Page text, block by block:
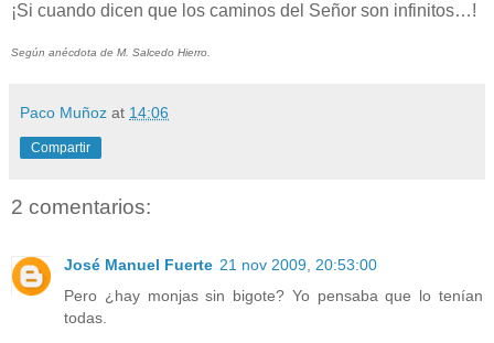
¡Si cuando dicen que los caminos del Señor son infinitos…!
Según anécdota de M. Salcedo Hierro.
Paco Muñoz at 14:06
Compartir
2 comentarios:
José Manuel Fuerte 21 nov 2009, 20:53:00
Pero ¿hay monjas sin bigote? Yo pensaba que lo tenían
todas.